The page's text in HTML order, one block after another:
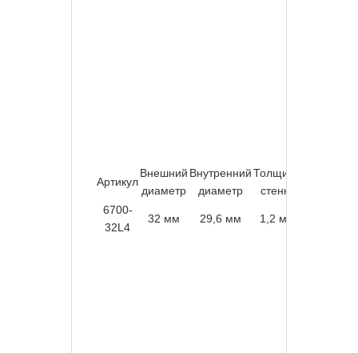
Артикул
Внешний
диаметр
Внутренний
диаметр
Толщина
стенки
6700-
32L4
32 мм 29,6 мм 1,2 мм